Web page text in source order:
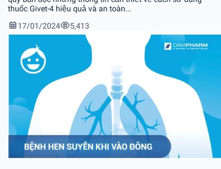
thuốc Givet-4 hiệu quả và an toàn...
17/01/2024
5,413